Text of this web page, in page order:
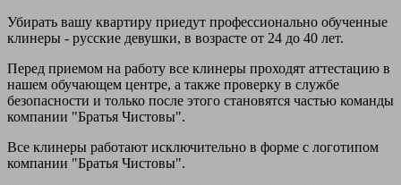
Убирать вашу квартиру приедут профессионально обученные
клинеры - русские девушки, в возрасте от 24 до 40 лет.
Перед приемом на работу все клинеры проходят аттестацию в
нашем обучающем центре, а также проверку в службе
безопасности и только после этого становятся частью команды
компании "Братья Чистовы".
Все клинеры работают исключительно в форме с логотипом
компании "Братья Чистовы".